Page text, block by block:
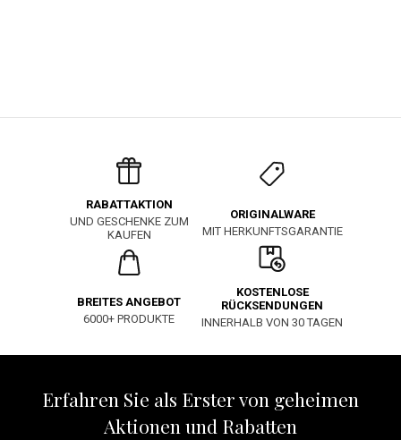
RABATTAKTION
UND GESCHENKE ZUM
KAUFEN
ORIGINALWARE
MIT HERKUNFTSGARANTIE
BREITES ANGEBOT
6000+ PRODUKTE
KOSTENLOSE
RÜCKSENDUNGEN
INNERHALB VON 30 TAGEN
Erfahren Sie als Erster von geheimen
Aktionen und Rabatten